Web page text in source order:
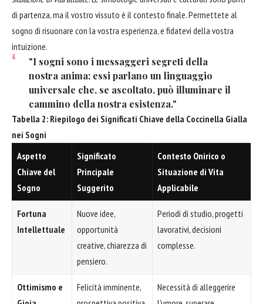
di partenza, ma il vostro vissuto è il contesto finale. Permettete al
sogno di risuonare con la vostra esperienza, e fidatevi della vostra
intuizione.
"I sogni sono i messaggeri segreti della
nostra anima; essi parlano un linguaggio
universale che, se ascoltato, può illuminare il
cammino della nostra esistenza."
Tabella 2: Riepilogo dei Significati Chiave della Coccinella Gialla
nei Sogni
Aspetto
Chiave del
Sogno
Significato
Principale
Suggerito
Contesto Onirico o
Situazione di Vita
Applicabile
Fortuna
Intellettuale
Nuove idee,
opportunità
creative, chiarezza di
pensiero.
Periodi di studio, progetti
lavorativi, decisioni
complesse.
Ottimismo e
Felicità imminente,
Necessità di alleggerire